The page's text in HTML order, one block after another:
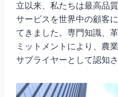
立以来、私たちは最高品
サービスを世界中の顧客
てきました。専門知識、
ミットメントにより、農
サプライヤーとして認知さ